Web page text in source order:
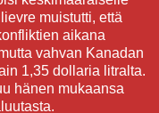
muistutti, että
aikana
vahvan Kanadan
1,35 dollaria litralta.
hänen mukaansa